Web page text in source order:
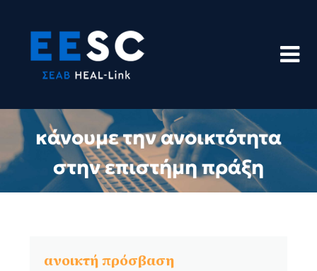
content
κάνουμε την ανοικτότητα
στην επιστήμη πράξη
ανοικτή πρόσβαση